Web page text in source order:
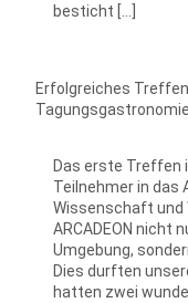
besticht […]
Erfolgreiches
Das erste Treffen
Teilnehmer in das
Wissenschaft und
ARCADEON nicht
Umgebung,
Dies durften
hatten zwei